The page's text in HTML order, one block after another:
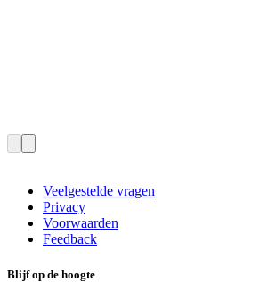
Veelgestelde vragen
Privacy
Voorwaarden
Feedback
Blijf op de hoogte